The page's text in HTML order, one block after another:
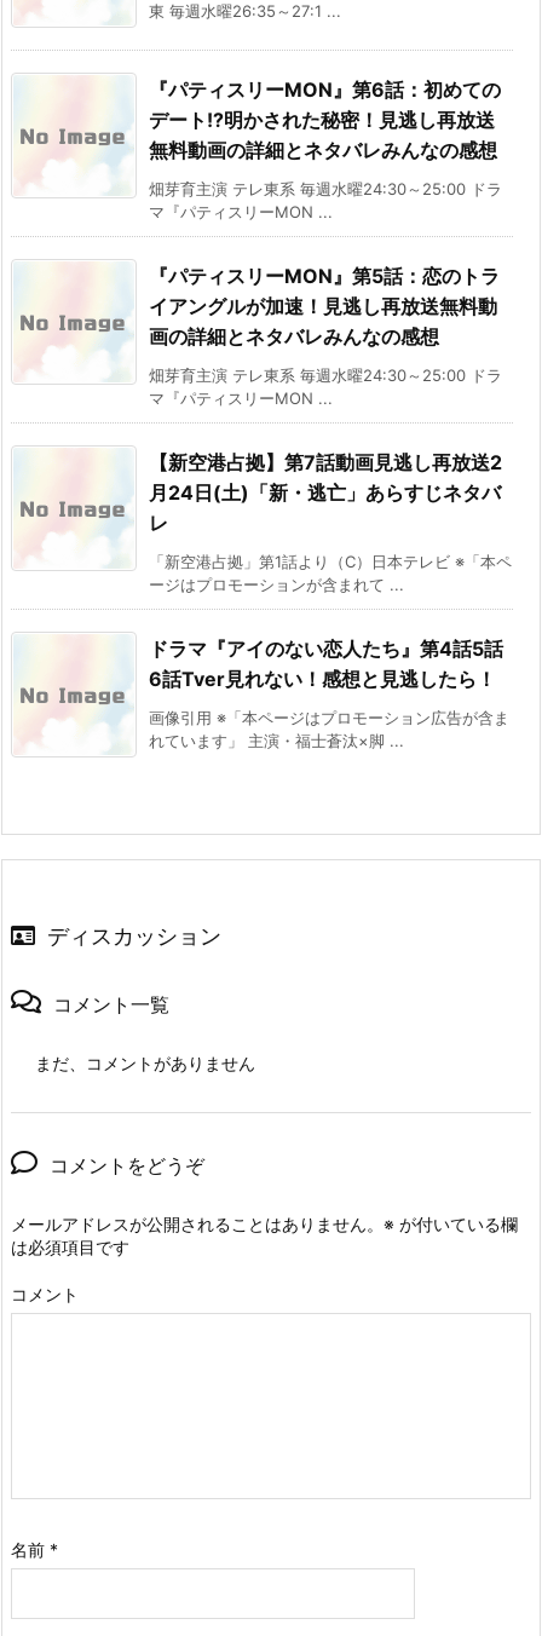
東 毎週水曜26:35～27:1 ...
『パティスリーMON』第6話：初めての
デート!?明かされた秘密！見逃し再放送
無料動画の詳細とネタバレみんなの感想
畑芽育主演 テレ東系 毎週水曜24:30～25:00 ドラ
マ『パティスリーMON ...
『パティスリーMON』第5話：恋のトラ
イアングルが加速！見逃し再放送無料動
画の詳細とネタバレみんなの感想
畑芽育主演 テレ東系 毎週水曜24:30～25:00 ドラ
マ『パティスリーMON ...
【新空港占拠】第7話動画見逃し再放送2
月24日(土)「新・逃亡」あらすじネタバ
レ
「新空港占拠」第1話より（C）日本テレビ ※「本ペ
ージはプロモーションが含まれて ...
ドラマ『アイのない恋人たち』第4話5話
6話Tver見れない！感想と見逃したら！
画像引用 ※「本ページはプロモーション広告が含ま
れています」 主演・福士蒼汰×脚 ...
ディスカッション
コメント一覧
まだ、コメントがありません
コメントをどうぞ
メールアドレスが公開されることはありません。 ※ が付いている欄
は必須項目です
コメント
名前 *